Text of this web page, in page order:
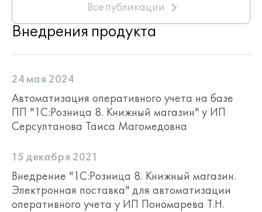
Все публикации
Внедрения продукта
24 мая 2024
Автоматизация оперативного учета на базе
ПП "1С:Розница 8. Книжный магазин" у ИП
Серсултанова Таиса Магомедовна
15 декабря 2021
Внедрение "1С:Розница 8. Книжный магазин.
Электронная поставка" для автоматизации
оперативного учета у ИП Пономарева Т.Н.